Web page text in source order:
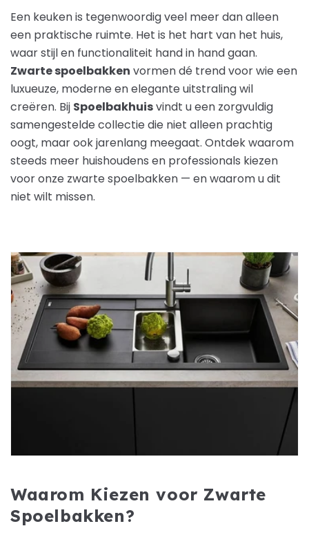
Een keuken is tegenwoordig veel meer dan alleen
een praktische ruimte. Het is het hart van het huis,
waar stijl en functionaliteit hand in hand gaan.
Zwarte spoelbakken vormen dé trend voor wie een
luxueuze, moderne en elegante uitstraling wil
creëren. Bij Spoelbakhuisvindt u een zorgvuldig
samengestelde collectie die niet alleen prachtig
oogt, maar ook jarenlang meegaat. Ontdek waarom
steeds meer huishoudens en professionals kiezen
voor onze zwarte spoelbakken — en waarom u dit
niet wilt missen.
Waarom Kiezen voor Zwarte
Spoelbakken?